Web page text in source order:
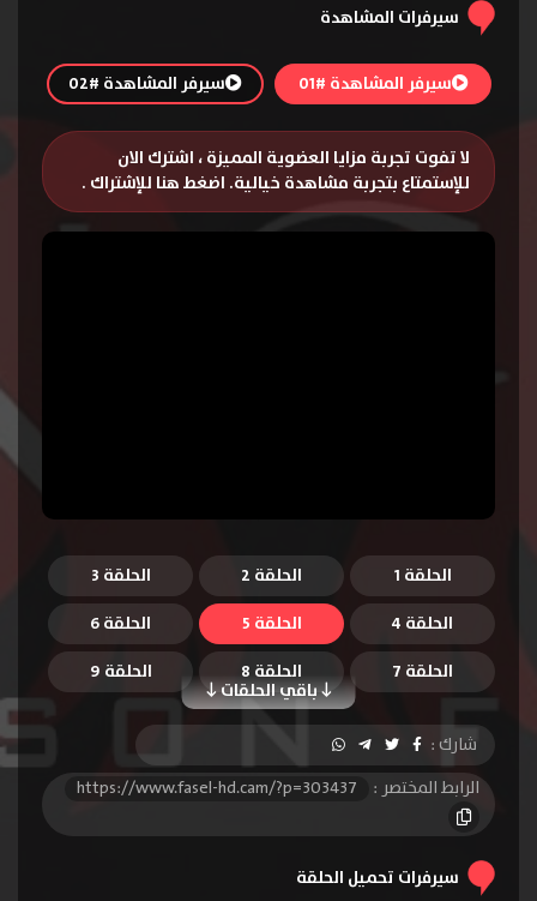
سيرفرات المشاهدة
سيرفر المشاهدة #01 سيرفر المشاهدة #02
لا تفوت تجربة مزايا العضوية المميزة ، اشترك الان
للإستمتاع بتجربة مشاهدة خيالية. اضغط هنا للإشتراك .
الحلقة 1 الحلقة 2
الحلقة 3
الحلقة 4
الحلقة 5 الحلقة 6
باقي الحلقات
الحلقة 7 الحلقة 8
الحلقة 9
الحلقة 10
الحلقة 11
الحلقة 12
الحلقة 13
الحلقة 14
الحلقة 15
شارك :
الرابط المختصر :
https://www.fasel-hd.cam/?p=303437
سيرفرات تحميل الحلقة